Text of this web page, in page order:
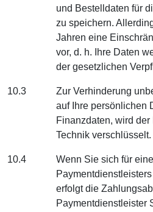
und Bestelldaten für
zu speichern.
Jahren eine
vor, d. h. Ihre Daten
der gesetzlichen
10.3
Zur Verhinderung
auf Ihre persönlichen
Finanzdaten, wird
Technik verschlüsselt.
10.4
Wenn Sie sich für
erfolgt die
Paymentdienstleister